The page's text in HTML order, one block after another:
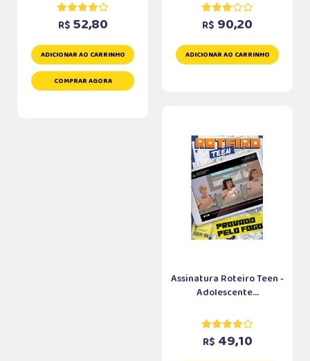
R$ 52,80
ADICIONAR AO CARRINHO
COMPRAR AGORA
R$ 90,20
ADICIONAR AO CARRINHO
Assinatura Roteiro Teen -
Adolescente...
R$ 49,10